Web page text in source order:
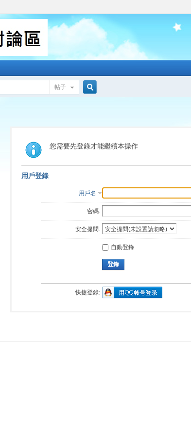
帖子
索
您需要先登錄才能繼續本操作
用戶登錄
用戶名
密碼:
安全提問:
自動登錄
登錄
快捷登錄: